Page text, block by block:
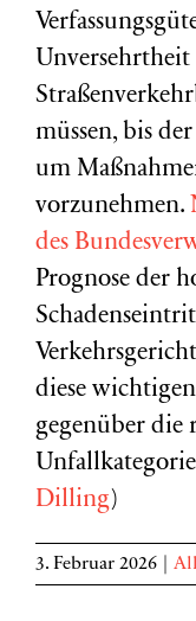
Unversehrtheit
müssen, bis
um
vorzunehmen.
des
Prognose der
diese
gegenüber
Dilling)
3. Februar 2026